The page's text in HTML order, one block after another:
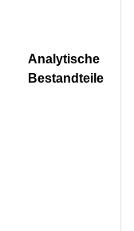
Analytische
Bestandteile